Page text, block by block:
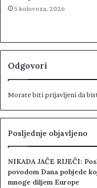
5 kolovoza, 2026
Odgovori
Morate bitiprijavljenida
Posljednje objavljeno
NIKADA JAČE RIJEČI:
povodom Dana pobjede
mnoge diljem Europe